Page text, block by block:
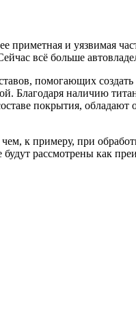
приметная и уязвимая
всё больше
помогающих
Благодаря наличию
покрытия,
к примеру, при
рассмотрены как